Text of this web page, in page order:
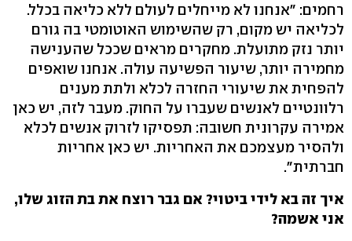
רחמים: "אנחנו לא מייחלים לעולם ללא כליאה בכלל.
לכליאה יש מקום, רק שהשימוש האוטומטי בה גורם
יותר נזק מתועלת. מחקרים מראים שככל שהענישה
מחמירה יותר, שיעור הפשיעה עולה. אנחנו שואפים
להפחית את שיעורי החזרה לכלא ולתת מענים
רלוונטיים לאנשים שעברו על החוק. מעבר לזה, יש כאן
אמירה עקרונית חשובה: תפסיקו לזרוק אנשים לכלא
ולהסיר מעצמכם את האחריות. יש כאן אחריות
חברתית".
איך זה בא לידי ביטוי? אם גבר רוצח את בת הזוג שלו,
אני אשמה?